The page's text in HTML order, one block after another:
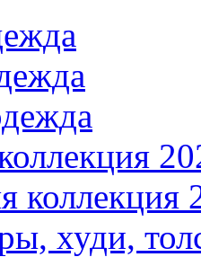
коллекция
худи,